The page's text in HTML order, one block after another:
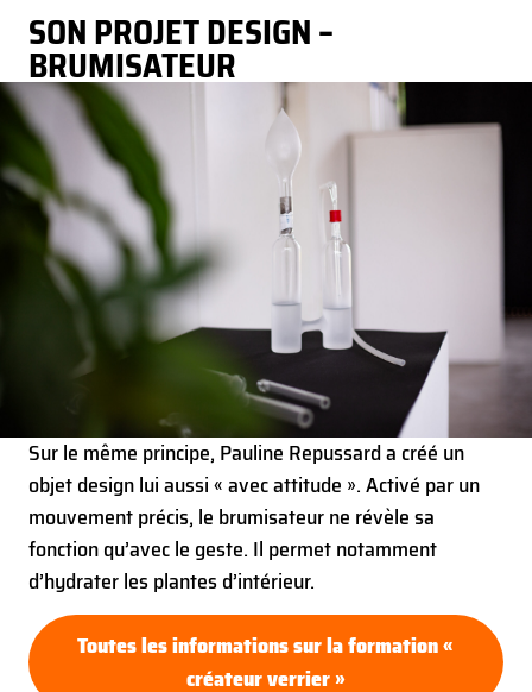
SON PROJET DESIGN –
BRUMISATEUR
Sur le même principe, Pauline Repussard a créé un
objet design lui aussi « avec attitude ». Activé par un
mouvement précis, le brumisateur ne révèle sa
fonction qu’avec le geste. Il permet notamment
d’hydrater les plantes d’intérieur.
Toutes les informations sur la formation «
créateur verrier »